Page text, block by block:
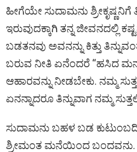
ಹೀಗೆಯೇ ಸುದಾಮನು
ಇರುವುದಕ್ಕಾಗಿ ತನ್ನ ಜೀವನದಲ್ಲಿ
ಬಡತನವು ಅವನನ್ನು ಕಿತ್ತು
ಬರುವ ನೀತಿ ಏನೆಂದರೆ “ಹಸಿದ
ಆಹಾರವನ್ನು ನೀಡಬೇಕು. ನಮ್ಮ
ಏನನ್ನಾದರೂ ತಿನ್ನುವಾಗ ನಮ್ಮ
ಸುದಾಮನು ಬಹಳ ಬಡ
ಶ್ರೀಮಂತ ಮನೆಯಿಂದ ಬಂದವನು.